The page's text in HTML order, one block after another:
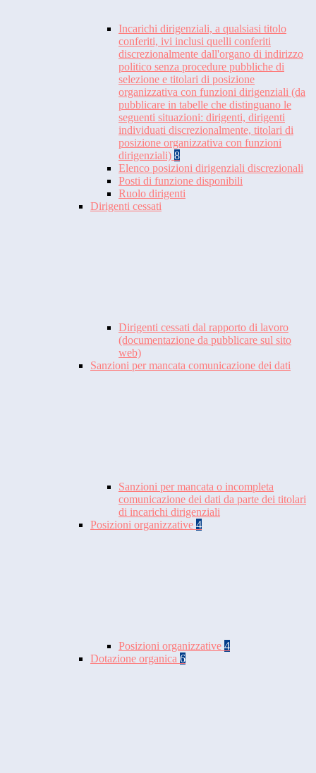
Incarichi dirigenziali, a qualsiasi titolo
conferiti, ivi inclusi quelli conferiti
discrezionalmente dall'organo di indirizzo
politico senza procedure pubbliche di
selezione e titolari di posizione
organizzativa con funzioni dirigenziali (da
pubblicare in tabelle che distinguano le
seguenti situazioni: dirigenti, dirigenti
individuati discrezionalmente, titolari di
posizione organizzativa con funzioni
dirigenziali) 8
Elenco posizioni dirigenziali discrezionali
Posti di funzione disponibili
Ruolo dirigenti
Dirigenti cessati
Dirigenti cessati dal rapporto di lavoro
(documentazione da pubblicare sul sito
web)
Sanzioni per mancata comunicazione dei dati
Sanzioni per mancata o incompleta
comunicazione dei dati da parte dei titolari
di incarichi dirigenziali
Posizioni organizzative 4
Posizioni organizzative 4
Dotazione organica 6